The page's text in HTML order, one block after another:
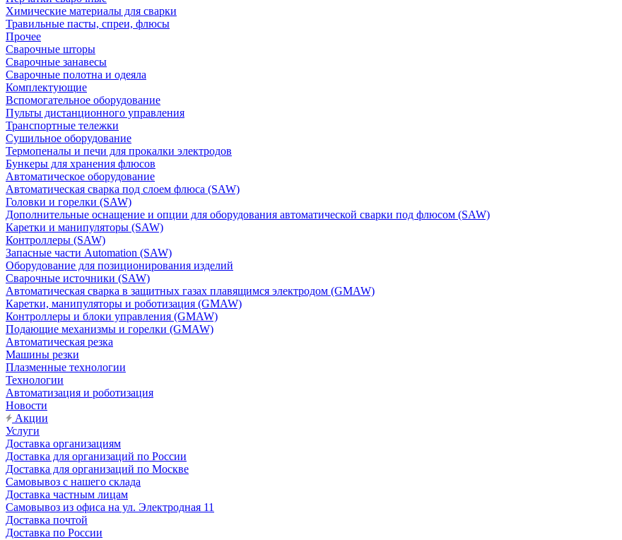
Химические материалы для сварки
Травильные пасты, спреи, флюсы
Прочее
Сварочные шторы
Сварочные занавесы
Сварочные полотна и одеяла
Комплектующие
Вспомогательное оборудование
Пульты дистанционного управления
Транспортные тележки
Сушильное оборудование
Термопеналы и печи для прокалки электродов
Бункеры для хранения флюсов
Автоматическое оборудование
Автоматическая сварка под слоем флюса (SAW)
Головки и горелки (SAW)
Дополнительные оснащение и опции для оборудования автоматической сварки под флюсом (SAW)
Каретки и манипуляторы (SAW)
Контроллеры (SAW)
Запасные части Automation (SAW)
Оборудование для позиционирования изделий
Сварочные источники (SAW)
Автоматическая сварка в защитных газах плавящимся электродом (GMAW)
Каретки, манипуляторы и роботизация (GMAW)
Контроллеры и блоки управления (GMAW)
Подающие механизмы и горелки (GMAW)
Автоматическая резка
Машины резки
Плазменные технологии
Технологии
Автоматизация и роботизация
Новости
Акции
Услуги
Доставка организациям
Доставка для организаций по России
Доставка для организаций по Москве
Самовывоз с нашего склада
Доставка частным лицам
Самовывоз из офиса на ул. Электродная 11
Доставка почтой
Доставка по России